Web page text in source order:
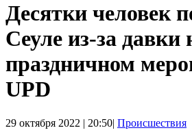
Десятки человек
Сеуле из-за давки
праздничном
UPD
29 октября 2022 | 20:50| Происшествия